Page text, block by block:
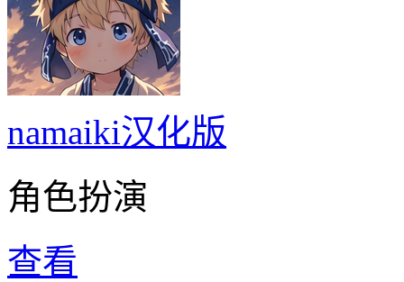
namaiki汉化版
角色扮演
查看